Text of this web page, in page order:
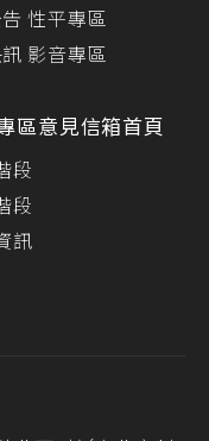
性平專區
影音專區
區
段
段
訊
意見信箱首頁